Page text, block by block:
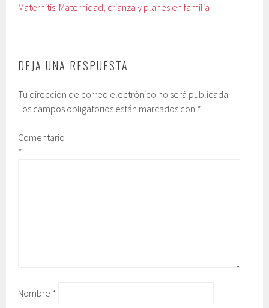
Maternitis. Maternidad, crianza y planes en familia
DEJA UNA RESPUESTA
Tu dirección de correo electrónico no será publicada.
Los campos obligatorios están marcados con *
Comentario
*
Nombre *